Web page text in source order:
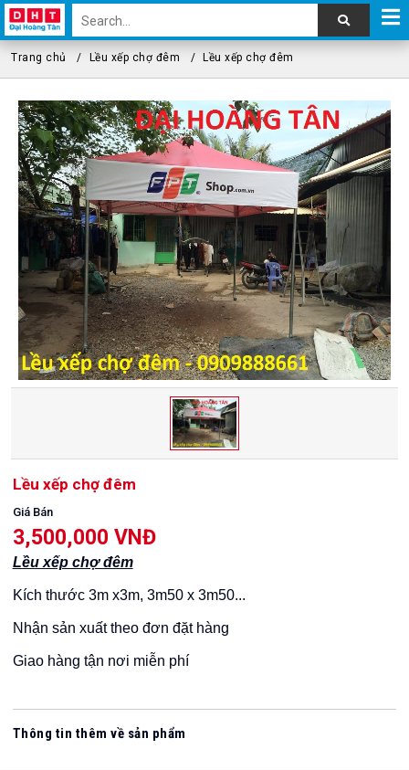
Trang chủ Lều xếp chợ đêm Lều xếp chợ đêm
Lều xếp chợ đêm
Giá Bán
3,500,000 VNĐ
Lều xếp chợ đêm
Kích thước 3m x3m, 3m50 x 3m50...
Nhận sản xuất theo đơn đặt hàng
Giao hàng tận nơi miễn phí
Thông tin thêm về sản phẩm